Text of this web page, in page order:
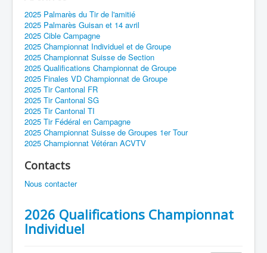
2025 Palmarès du Tir de l'amitié
2025 Palmarès Guisan et 14 avril
2025 Cible Campagne
2025 Championnat Individuel et de Groupe
2025 Championnat Suisse de Section
2025 Qualifications Championnat de Groupe
2025 Finales VD Championnat de Groupe
2025 Tir Cantonal FR
2025 Tir Cantonal SG
2025 Tir Cantonal TI
2025 Tir Fédéral en Campagne
2025 Championnat Suisse de Groupes 1er Tour
2025 Championnat Vétéran ACVTV
Contacts
Nous contacter
2026 Qualifications Championnat
Individuel